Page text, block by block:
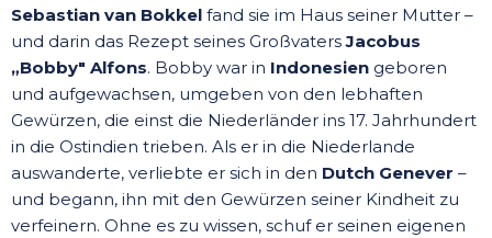
Sebastian van Bokkel fand sie im Haus seiner Mutter –
und darin das Rezept seines GroßvatersJacobus
„Bobby" Alfons. Bobby war in Indonesien geboren
und aufgewachsen, umgeben von den lebhaften
Gewürzen, die einst die Niederländer ins 17. Jahrhundert
in die Ostindien trieben. Als er in die Niederlande
auswanderte, verliebte er sich in den Dutch Genever –
und begann, ihn mit den Gewürzen seiner Kindheit zu
verfeinern. Ohne es zu wissen, schuf er seinen eigenen